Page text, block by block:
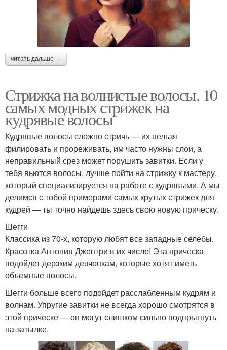
читать дальше →
Стрижка на волнистые волосы. 10
самых модных стрижек на
кудрявые волосы
Кудрявые волосы сложно стричь — их нельзя
филировать и прореживать, им часто нужны слои, а
неправильный срез может порушить завитки. Если у
тебя вьются волосы, лучше пойти на стрижку к мастеру,
который специализируется на работе с кудрявыми. А мы
делимся с тобой примерами самых крутых стрижек для
кудрей — ты точно найдешь здесь свою новую прическу.
Шегги
Классика из 70-х, которую любят все западные селебы.
Красотка Антония Джентри в их числе! Эта прическа
подойдет дерзким девчонкам, которые хотят иметь
объемные волосы.
Шегги больше всего подойдет расслабленным кудрям и
волнам. Упругие завитки не всегда хорошо смотрятся в
этой прическе — он могут слишком сильно подпрыгнуть
на затылке.